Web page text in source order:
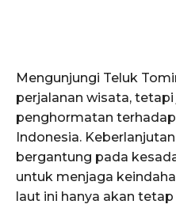
Mengunjungi Teluk
perjalanan wisata,
penghormatan
Indonesia.
bergantung pada
untuk menjaga
laut ini hanya akan